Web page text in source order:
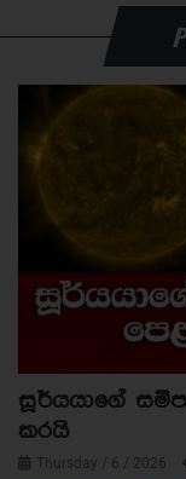
සූර්යයාගේ
කරයි
Thursday / 6 / 2026